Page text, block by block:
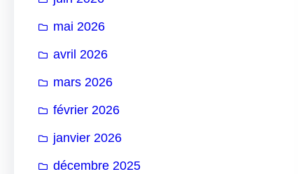
mai 2026
avril 2026
mars 2026
février 2026
janvier 2026
décembre 2025